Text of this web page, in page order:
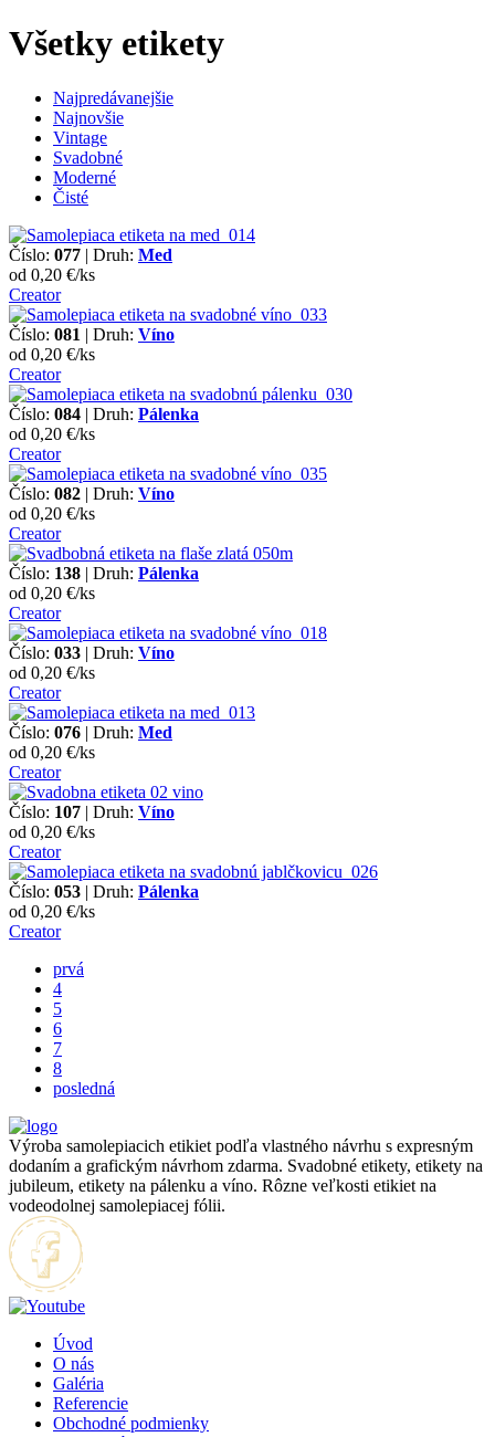
Všetky etikety
Najpredávanejšie
Najnovšie
Vintage
Svadobné
Moderné
Čisté
Číslo: 077 | Druh: Med
od 0,20 €/ks
Creator
Číslo: 081 | Druh: Víno
od 0,20 €/ks
Creator
Číslo: 084 | Druh: Pálenka
od 0,20 €/ks
Creator
Číslo: 082 | Druh: Víno
od 0,20 €/ks
Creator
Číslo: 138 | Druh: Pálenka
od 0,20 €/ks
Creator
Číslo: 033 | Druh: Víno
od 0,20 €/ks
Creator
Číslo: 076 | Druh: Med
od 0,20 €/ks
Creator
Číslo: 107 | Druh: Víno
od 0,20 €/ks
Creator
Číslo: 053 | Druh: Pálenka
od 0,20 €/ks
Creator
prvá
4
5
6
7
8
posledná
Výroba samolepiacich etikiet podľa vlastného návrhu s expresným
dodaním a grafickým návrhom zdarma. Svadobné etikety, etikety na
jubileum, etikety na pálenku a víno. Rôzne veľkosti etikiet na
vodeodolnej samolepiacej fólii.
Úvod
O nás
Galéria
Referencie
Obchodné podmienky